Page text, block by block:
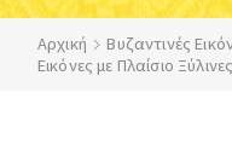
Αρχική Βυζαντινές
Εικόνες με Πλαίσιο